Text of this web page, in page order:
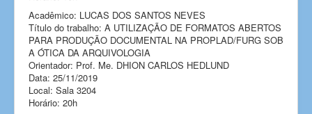
Acadêmico: LUCAS DOS SANTOS NEVES
Título do trabalho: A UTILIZAÇÃO DE FORMATOS ABERTOS
PARA PRODUÇÃO DOCUMENTAL NA PROPLAD/FURG SOB
A ÓTICA DA ARQUIVOLOGIA
Orientador: Prof. Me. DHION CARLOS HEDLUND
Data: 25/11/2019
Local: Sala 3204
Horário: 20h